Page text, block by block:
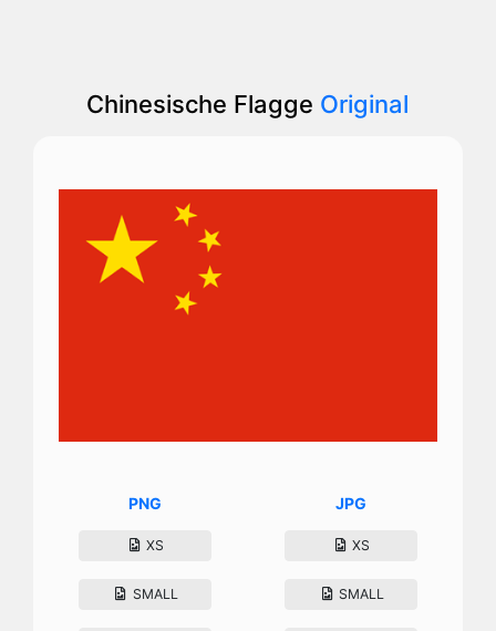
Chinesische Flagge Original
PNG
XS
SMALL
JPG
XS
SMALL